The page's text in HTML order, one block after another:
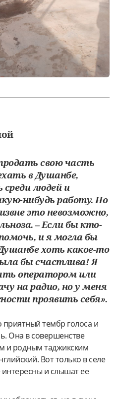
свою часть
в Душанбе,
людей и
нибудь работу. Но
это невозможно,
– Если бы кто-
и я могла бы
хоть какое-то
бы счастлива! Я
оператором или
на радио, но у меня
проявить себя».
приятный тембр голоса и
Она в совершенстве
и родным таджикским
Вот только в селе
и слышат ее